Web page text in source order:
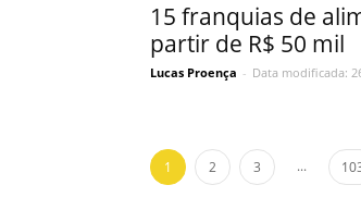
15 franquias de
partir de R$ 50 mil
Lucas Proença - Data modificada:
1 2 3 ...